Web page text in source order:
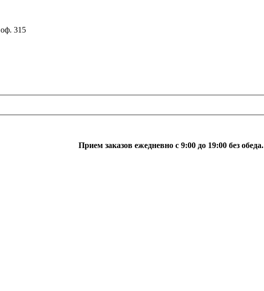
315
Прием заказов ежедневно с 9:00 до 19:00 без обеда.